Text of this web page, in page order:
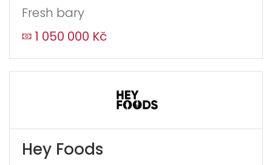
Fresh bary
1 050 000 Kč
Hey Foods